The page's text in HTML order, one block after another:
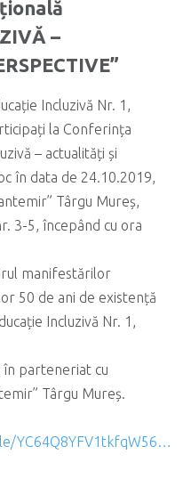
–
Incluzivă Nr. 1,
la Conferința
– actualități și
în data de 24.10.2019,
Târgu Mureș,
3-5, începând cu ora
manifestărilor
50 de ani de existență
Incluzivă Nr. 1,
în parteneriat cu
Târgu Mureș.
YC64Q8YFV1tkfqW56…